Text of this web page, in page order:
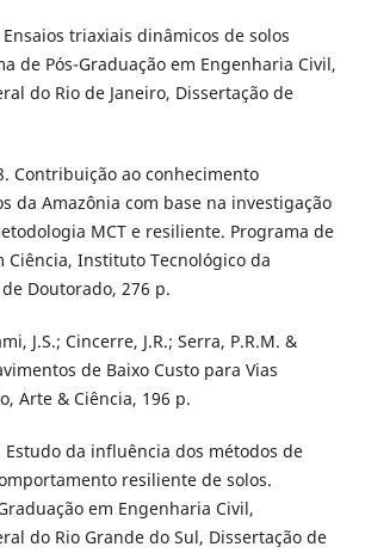
triaxiais dinâmicos de solos
de Pós-Graduação em Engenharia Civil,
do Rio de Janeiro, Dissertação de
Contribuição ao conhecimento
da Amazônia com base na investigação
MCT e resiliente. Programa de
Ciência, Instituto Tecnológico da
Doutorado, 276 p.
J.S.; Cincerre, J.R.; Serra, P.R.M. &
de Baixo Custo para Vias
Arte & Ciência, 196 p.
Estudo da influência dos métodos de
resiliente de solos.
em Engenharia Civil,
do Rio Grande do Sul, Dissertação de